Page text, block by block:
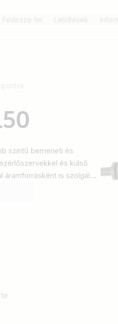
Fedezze fel Letöltések
szintű bemeneti és
és külső
áramforrásként is szolgáló
bővítési megoldásokat